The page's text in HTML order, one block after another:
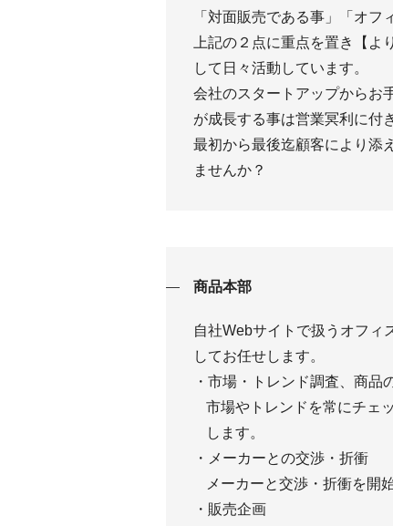
「対面販売である事」「オフ
上記の２点に重点を置き【
して日々活動しています。
会社のスタートアップからお
が成長する事は営業冥利に付
最初から最後迄顧客により添
ませんか？
商品本部
自社Webサイトで扱うオフィ
してお任せします。
・市場・トレンド調査、商品
市場やトレンドを常にチェ
します。
・メーカーとの交渉・折衝
メーカーと交渉・折衝を開
・販売企画